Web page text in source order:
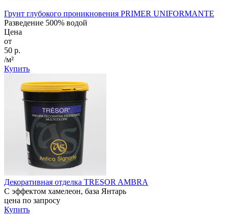
Грунт глубокого проникновения PRIMER UNIFORMANTE
Разведение 500% водой
Цена
от
50 р.
/м²
Купить
Декоративная отделка TRESOR AMBRA
С эффектом хамелеон, база Янтарь
цена по запросу
Купить